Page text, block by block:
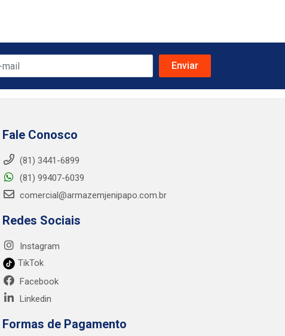
Fale Conosco
(81) 3441-6899
(81) 99407-6039
comercial@armazemjenipapo.com.br
Redes Sociais
Instagram
TikTok
Facebook
Linkedin
Formas de Pagamento